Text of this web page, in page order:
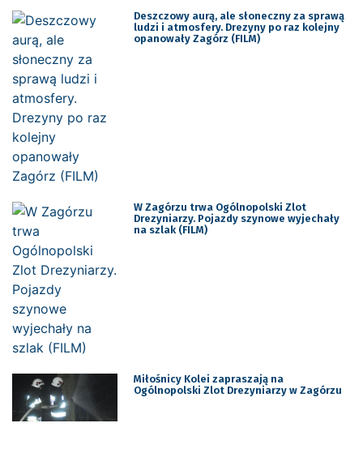
Deszczowy aurą, ale słoneczny za sprawą
ludzi i atmosfery. Drezyny po raz kolejny
opanowały Zagórz (FILM)
W Zagórzu trwa Ogólnopolski Zlot
Drezyniarzy. Pojazdy szynowe wyjechały
na szlak (FILM)
Miłośnicy Kolei zapraszają na
Ogólnopolski Zlot Drezyniarzy w Zagórzu